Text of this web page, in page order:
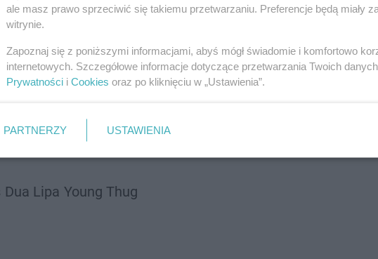
Harris
Dua Lipa Young Thug
ale masz prawo sprzeciwić się takiemu przetwarzaniu. Preferencje będą miały
witrynie.
Zapoznaj się z poniższymi informacjami, abyś mógł świadomie i komfortowo
internetowych. Szczegółowe informacje dotyczące przetwarzania Twoich
Prywatności i Cookies oraz po kliknięciu w „Ustawienia”.
PARTNERZY USTAWIENIA